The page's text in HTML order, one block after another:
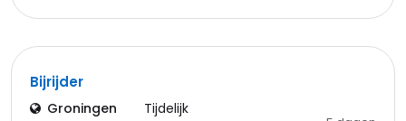
Bijrijder
Groningen Tijdelijk